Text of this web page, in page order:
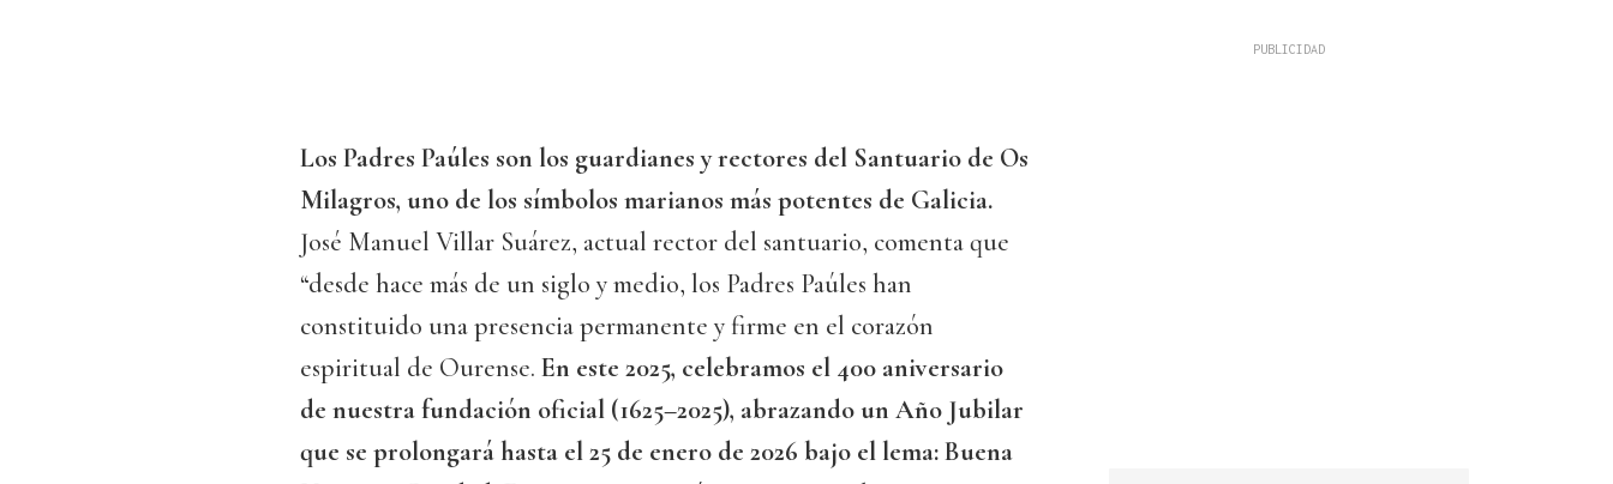
Los Padres Paúles son los guardianes y rectores del Santuario de Os
Milagros, uno de los símbolos marianos más potentes de Galicia.
José Manuel Villar Suárez, actual rector del santuario, comenta que
“desde hace más de un siglo y medio, los Padres Paúles han
constituido una presencia permanente y firme en el corazón
espiritual de Ourense. En este 2025, celebramos el 400 aniversario
de nuestra fundación oficial (1625–2025), abrazando un Año Jubilar
que se prolongará hasta el 25 de enero de 2026 bajo el lema: Buena